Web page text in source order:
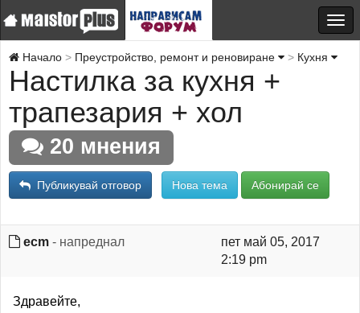
Начало Преустройство, ремонт и реновиране Кухня
Настилка за кухня +
трапезария + хол
20 мнения
Публикувай отговор Нова тема Абонирай се
ecm - напреднал
пет май 05, 2017
2:19 pm
Здравейте,